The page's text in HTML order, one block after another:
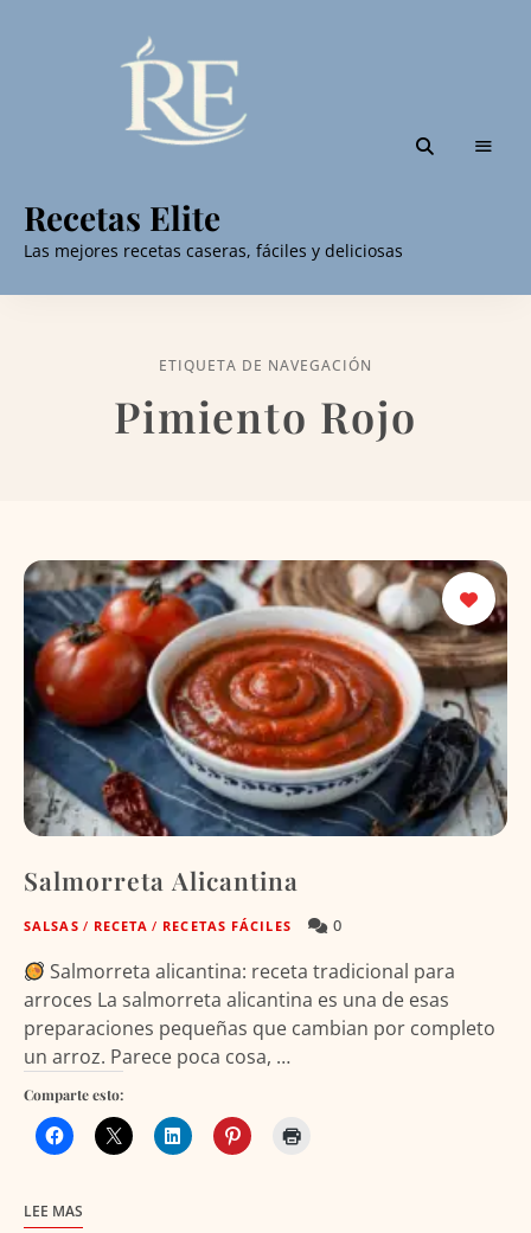
Recetas Elite
Las mejores recetas caseras, fáciles y deliciosas
ETIQUETA DE NAVEGACIÓN
Pimiento Rojo
Salmorreta Alicantina
SALSAS / RECETA / RECETAS FÁCILES 0
Salmorreta alicantina: receta tradicional para
arroces La salmorreta alicantina es una de esas
preparaciones pequeñas que cambian por completo
un arroz. Parece poca cosa, …
Comparte esto:
LEE MAS